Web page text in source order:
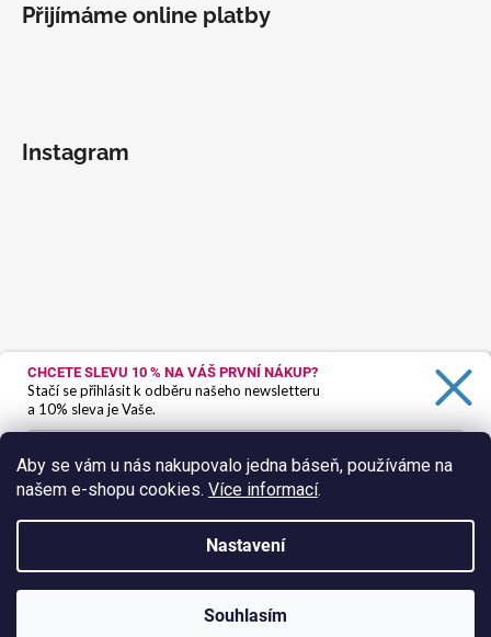
Aby se vám u nás nakupovalo jedna báseň, používáme na
našem e-shopu cookies. Více informací.
Nastavení
Souhlasím
Přijímáme online platby
Instagram
Sledovat na Instagramu
CHCETE SLEVU 10 % NA VÁŠ PRVNÍ NÁKUP?
Stačí se přihlásit k odběru našeho newsletteru
a 10% sleva je Vaše.
Ano, chci se přihlásit
Zásady zpracování osobních údajů